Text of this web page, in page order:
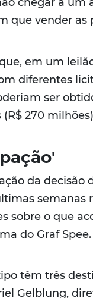
chegar a um
que vender as
em um
diferentes
ser
(R$ 270
da decisão
semanas
sobre o que
do Graf Spee.
têm três
Gelblung,